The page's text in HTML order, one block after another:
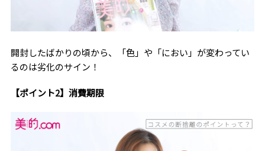
開封したばかりの頃から、「色」や「におい」が変わってい
るのは劣化のサイン！
【ポイント2】消費期限